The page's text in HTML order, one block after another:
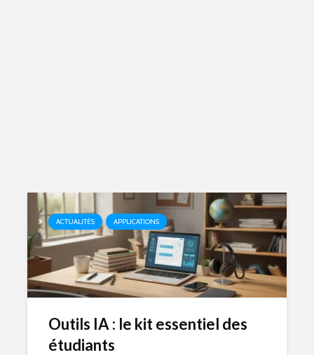
ACTUALITÉS APPLICATIONS
Outils IA : le kit essentiel des
étudiants